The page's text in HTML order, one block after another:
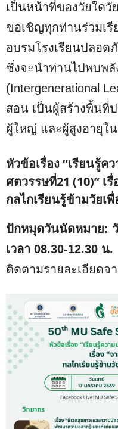
เป็นหน้าที่ของวัยใดวั
ขอเชิญทุกท่านร่วมเ
อบรมโรงเรียนปลอด
ซึ่งจะนำท่านไปพบพลั
(Intergenerational
สอน เป็นผู้สร้างพื้นที่
ผู้ใหญ่ และผู้สูงอายุใ
หัวข้อเรื่อง “เรียนรู้
ศตวรรษที่21 (10)” เ
กลไกเรียนรู้ข้ามวัยเ
ปักหมุดวันนัดหมาย: วั
เวลา 08.30-12.30 น.
ติดตามรายละเอียดจ